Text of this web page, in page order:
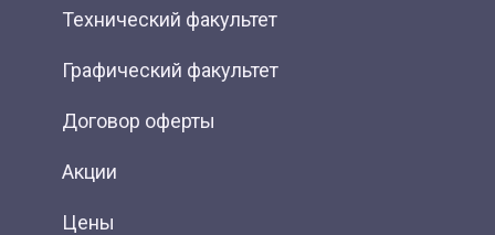
Технический факультет
Графический факультет
Договор оферты
Акции
Цены